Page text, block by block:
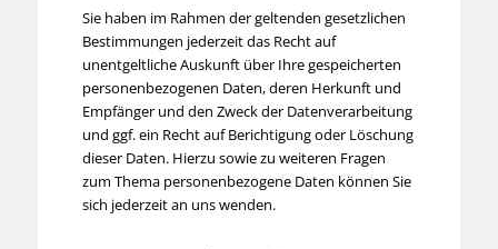
Sie haben im Rahmen der geltenden gesetzlichen
Bestimmungen jederzeit das Recht auf
unentgeltliche Auskunft über Ihre gespeicherten
personenbezogenen Daten, deren Herkunft und
Empfänger und den Zweck der Datenverarbeitung
und ggf. ein Recht auf Berichtigung oder Löschung
dieser Daten. Hierzu sowie zu weiteren Fragen
zum Thema personenbezogene Daten können Sie
sich jederzeit an uns wenden.